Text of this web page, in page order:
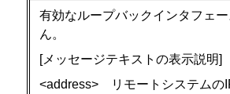
有効なループバックインタフェ
ん。
[メッセージテキストの表示説明]
<address> リモートシステムの